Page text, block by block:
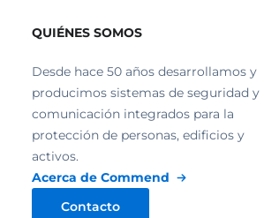
QUIÉNES SOMOS
Desde hace 50 años desarrollamos y
producimos sistemas de seguridad y
comunicación integrados para la
protección de personas, edificios y
activos.
Acerca de Commend
Contacto